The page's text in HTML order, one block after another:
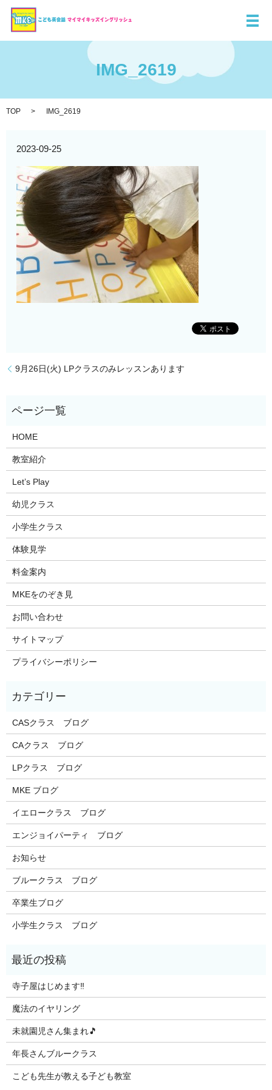
メ
IMG_2619
TOP IMG_2619
2023-09-25
9月26日(火) LPクラスのみレッスンあります
HOME
教室紹介
Let’s Play
幼児クラス
小学生クラス
体験見学
料金案内
MKEをのぞき見
お問い合わせ
サイトマップ
プライバシーポリシー
CASクラス ブログ
CAクラス ブログ
LPクラス ブログ
MKE ブログ
イエロークラス ブログ
エンジョイパーティ ブログ
お知らせ
ブルークラス ブログ
卒業生ブログ
小学生クラス ブログ
寺子屋はじめます‼️
魔法のイヤリング
未就園児さん集まれ🎵
年長さんブルークラス
こども先生が教える子ども教室